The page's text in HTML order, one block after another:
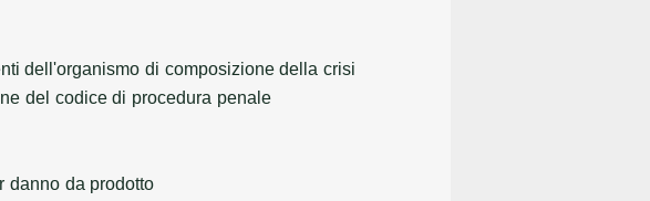
dell'organismo di composizione della crisi
del codice di procedura penale
danno da prodotto